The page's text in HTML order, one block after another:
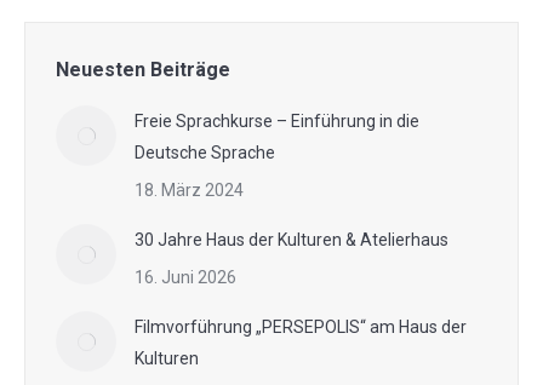
Neuesten Beiträge
Freie Sprachkurse – Einführung in die
Deutsche Sprache
18. März 2024
30 Jahre Haus der Kulturen & Atelierhaus
16. Juni 2026
Filmvorführung „PERSEPOLIS“ am Haus der
Kulturen